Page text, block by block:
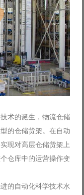
术的诞生，物流仓储
的仓储货架。在自动
现对高层仓储货架上
仓库中的运营操作变
的自动化科学技术水